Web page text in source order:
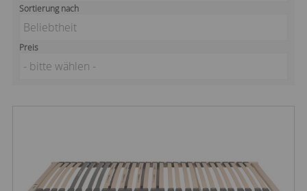
Sortierung nach
Beliebtheit
Preis
- bitte wählen -